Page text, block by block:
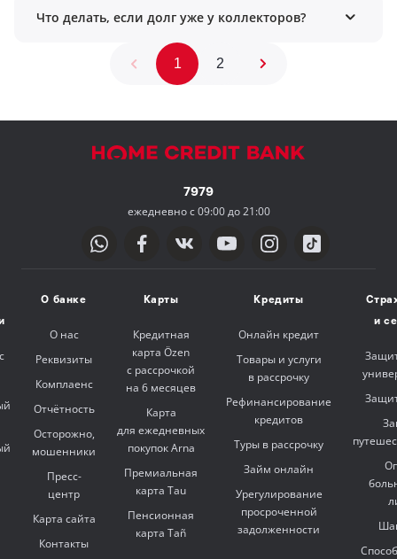
Что делать, если долг уже у коллекторов?
1 2
7979
ежедневно с 09:00 до 21:00
О банке
О нас
Реквизиты
Комплаенс
Отчётность
Осторожно,
мошенники
Пресс-
центр
Карта сайта
Контакты
Карты
Кредитная
карта Özen
с рассрочкой
на 6 месяцев
Карта
для ежедневных
покупок Arna
Премиальная
карта Tau
Пенсионная
карта Tañ
Кредиты
Онлайн кредит
Товары и услуги
в рассрочку
Рефинансирование
кредитов
Туры в рассрочку
Займ онлайн
Урегулирование
просроченной
задолженности
и